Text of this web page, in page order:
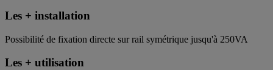
Les + installation
Possibilité de fixation directe sur rail symétrique jusqu'à 250VA
Les + utilisation